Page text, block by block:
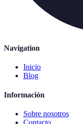
Navigation
Inicio
Blog
Información
Sobre nosotros
Contacto